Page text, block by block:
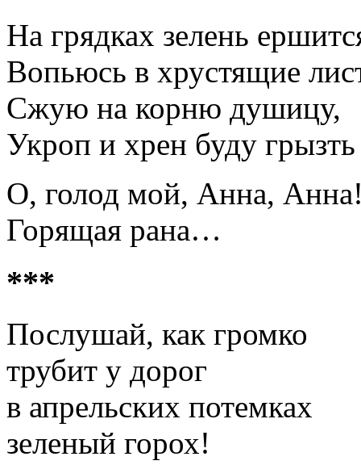
На грядках зелень
Вопьюсь в хрустящие
Сжую на корню душицу,
Укроп и хрен буду
О, голод мой, Анна,
Горящая рана…
***
Послушай, как громко
трубит у дорог
в апрельских потемках
зеленый горох!